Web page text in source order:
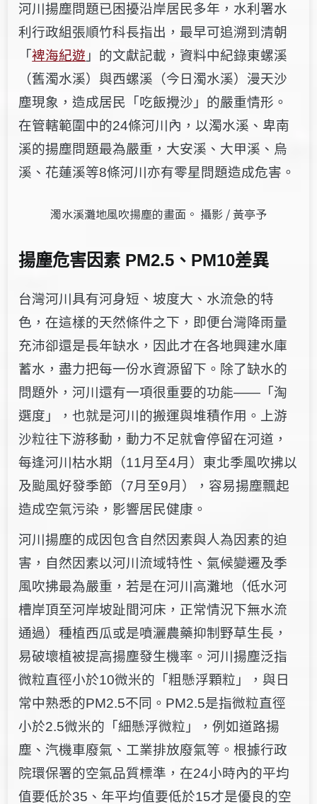
河川揚塵問題已困擾沿岸居民多年，水利署水
利行政組張順竹科長指出，最早可追溯到清朝
「裨海紀遊 」的文獻記載，資料中紀錄東螺溪
（舊濁水溪）與西螺溪（今日濁水溪）漫天沙
塵現象，造成居民「吃飯攪沙」的嚴重情形。
在管轄範圍中的24條河川內，以濁水溪、卑南
溪的揚塵問題最為嚴重，大安溪、大甲溪、烏
溪、花蓮溪等8條河川亦有零星問題造成危害。
濁水溪灘地風吹揚塵的畫面。 攝影 / 黃亭予
揚塵危害因素 PM2.5、PM10差異
台灣河川具有河身短、坡度大、水流急的特
色，在這樣的天然條件之下，即便台灣降雨量
充沛卻還是長年缺水，因此才在各地興建水庫
蓄水，盡力把每一份水資源留下。除了缺水的
問題外，河川還有一項很重要的功能——「淘
選度」，也就是河川的搬運與堆積作用。上游
沙粒往下游移動，動力不足就會停留在河道，
每逢河川枯水期（11月至4月）東北季風吹拂以
及颱風好發季節（7月至9月），容易揚塵飄起
造成空氣污染，影響居民健康。
河川揚塵的成因包含自然因素與人為因素的迫
害，自然因素以河川流域特性、氣候變遷及季
風吹拂最為嚴重，若是在河川高灘地 （低水河
槽岸頂至河岸坡趾間河床，正常情況下無水流
通過）種植西瓜或是噴灑農藥抑制野草生長，
易破壞植被提高揚塵發生機率。河川揚塵泛指
微粒直徑小於10微米的「粗懸浮顆粒」，與日
常中熟悉的PM2.5不同。PM2.5是指微粒直徑
小於2.5微米的「細懸浮微粒」，例如道路揚
塵、汽機車廢氣、工業排放廢氣等。根據行政
院環保署的空氣品質標準，在24小時內的平均
值要低於35、年平均值要低於15才是優良的空